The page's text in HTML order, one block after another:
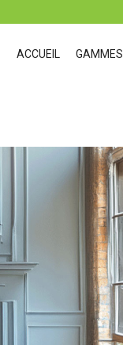
ACCUEIL GAMMES